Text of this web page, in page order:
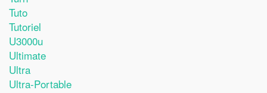
Tuto
Tutoriel
U3000u
Ultimate
Ultra
Ultra-Portable